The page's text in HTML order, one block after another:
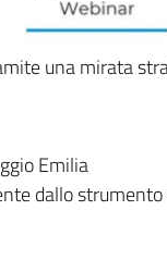
una mirata
Emilia
dallo